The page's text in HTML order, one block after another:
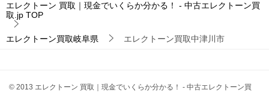
エレクトーン 買取｜現金でいくらか分かる！ - 中古エレクトーン買
取.jp TOP
エレクトーン買取岐阜県 エレクトーン買取中津川市
© 2013 エレクトーン 買取｜現金でいくらか分かる！ - 中古エレクトーン買